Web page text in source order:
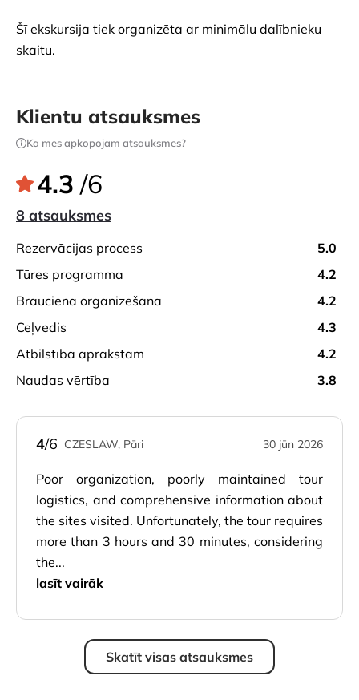
Šī ekskursija tiek organizēta ar minimālu dalībnieku
skaitu.
Klientu atsauksmes
Kā mēs apkopojam atsauksmes?
4.3 /6
8 atsauksmes
rezervācijas process
5.0
tūres programma
4.2
brauciena organizēšana
4.2
ceļvedis
4.3
atbilstība aprakstam
4.2
naudas vērtība
3.8
4/6 CZESLAW, Pāri 30 jūn 2026
Poor organization, poorly maintained tour
logistics, and comprehensive information about
the sites visited. Unfortunately, the tour requires
more than 3 hours and 30 minutes, considering
the...
lasīt vairāk
Skatīt visas atsauksmes